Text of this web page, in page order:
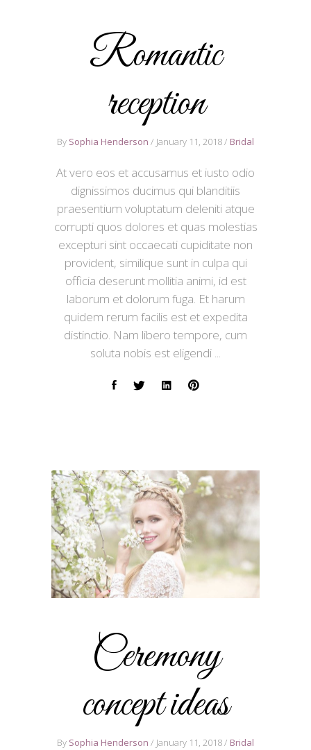
Romantic
reception
By Sophia Henderson January 11, 2018 Bridal
At vero eos et accusamus et iusto odio
dignissimos ducimus qui blanditiis
praesentium voluptatum deleniti atque
corrupti quos dolores et quas molestias
excepturi sint occaecati cupiditate non
provident, similique sunt in culpa qui
officia deserunt mollitia animi, id est
laborum et dolorum fuga. Et harum
quidem rerum facilis est et expedita
distinctio. Nam libero tempore, cum
soluta nobis est eligendi
Ceremony
concept ideas
By Sophia Henderson January 11, 2018 Bridal